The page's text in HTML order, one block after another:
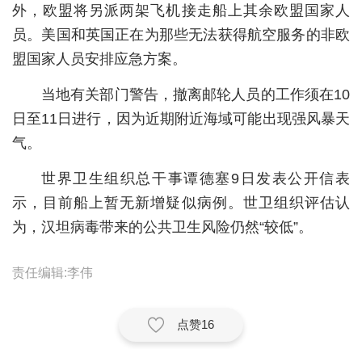
城建
科教
悠游
相亲
汽车
房产
创意
外，欧盟将另派两架飞机接走船上其余欧盟国家人
员。美国和英国正在为那些无法获得航空服务的非欧
盟国家人员安排应急方案。
当地有关部门警告，撤离邮轮人员的工作须在10
日至11日进行，因为近期附近海域可能出现强风暴天
气。
世界卫生组织总干事谭德塞9日发表公开信表
示，目前船上暂无新增疑似病例。世卫组织评估认
为，汉坦病毒带来的公共卫生风险仍然“较低”。
责任编辑:李伟
点赞16